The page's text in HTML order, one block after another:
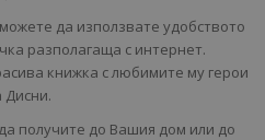
да използвате удобството
разполагаща с интернет.
книжка с любимите му герои
Дисни.
получите до Вашия дом или до